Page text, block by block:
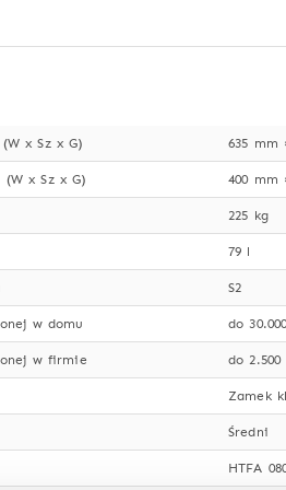
x Sz x G) 635 mm
x Sz x G) 400 mm
225 kg
79 l
S2
w domu do
w firmie do 2.500
Zamek
Średni
HTFA